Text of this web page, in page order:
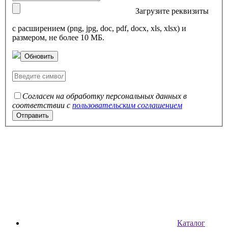
Загрузите реквизиты
с расширением (png, jpg, doc, pdf, docx, xls, xlsx) и
размером, не более 10 МБ.
Обновить
Согласен на обработку персональных данных в
соответствии с пользовательским соглашением
Каталог